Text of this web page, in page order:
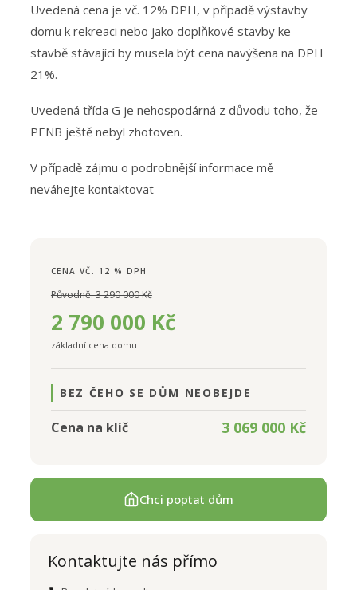
Uvedená cena je vč. 12% DPH, v případě výstavby
domu k rekreaci nebo jako doplňkové stavby ke
stavbě stávající by musela být cena navýšena na DPH
21%.
Uvedená třída G je nehospodárná z důvodu toho, že
PENB ještě nebyl zhotoven.
V případě zájmu o podrobnější informace mě
neváhejte kontaktovat
CENA VČ. 12 % DPH
Původně: 3 290 000 Kč
2 790 000 Kč
základní cena domu
BEZ ČEHO SE DŮM NEOBEJDE
Cena na klíč 3 069 000 Kč
Chci poptat dům
Kontaktujte nás přímo